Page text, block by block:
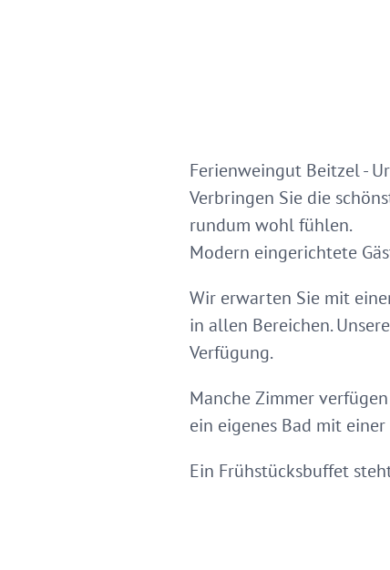
Ferienweingut Beitzel -
Verbringen Sie die
rundum wohl fühlen.
Modern eingerichtete
Wir erwarten Sie mit
in allen Bereichen.
Verfügung.
Manche Zimmer
ein eigenes Bad mit
Ein Frühstücksbuffet